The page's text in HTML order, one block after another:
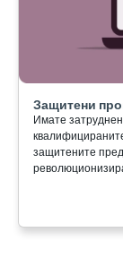
Защитени
Имате
защитените